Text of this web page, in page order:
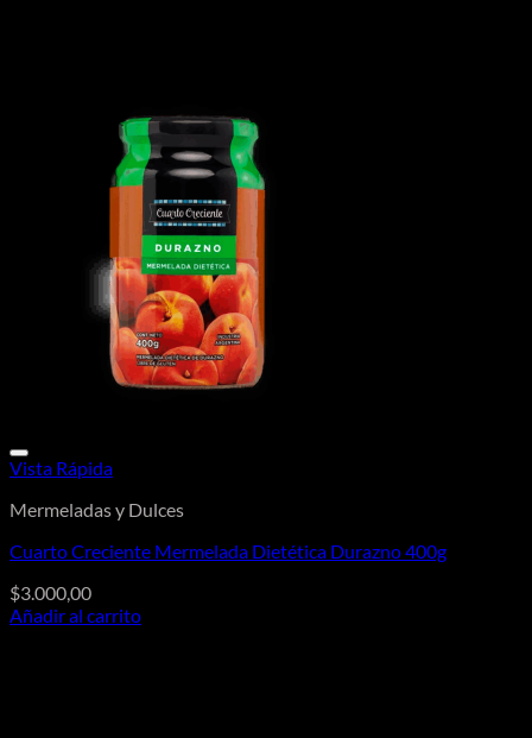
Vista Rápida
Mermeladas y Dulces
Cuarto Creciente Mermelada Dietética Durazno 400g
$3.000,00
Añadir al carrito